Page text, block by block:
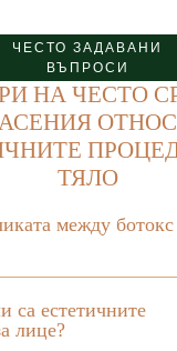
ЧЕСТО ЗАДАВАНИ
ВЪПРОСИ
НА ЧЕСТО
ТЯЛО
между
са естетичните
лице?